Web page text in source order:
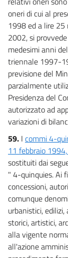
oneri di cui al
1998 ed a lire 25
2002, si
medesimi anni
triennale 1997-
previsione del
parzialmente
Presidenza del
autorizzato ad
variazioni di
59. I commi 4-
11 febbraio
sostituiti dai
" 4-quinquies. Ai
concessioni,
comunque
urbanistici,
storici, artistici,
alla vigente
all'azione